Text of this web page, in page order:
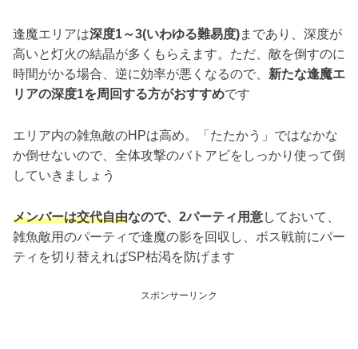
逢魔エリアは深度1～3(いわゆる難易度)まであり、深度が
高いと灯火の結晶が多くもらえます。ただ、敵を倒すのに
時間がかる場合、逆に効率が悪くなるので、 新たな逢魔エ
リアの深度1を周回する方がおすすめです
エリア内の雑魚敵のHPは高め。「たたかう」ではなかな
か倒せないので、全体攻撃のバトアビをしっかり使って倒
していきましょう
メンバーは交代自由なので、2パーティ用意しておいて、
雑魚敵用のパーティで逢魔の影を回収し、ボス戦前にパー
ティを切り替えればSP枯渇を防げます
スポンサーリンク